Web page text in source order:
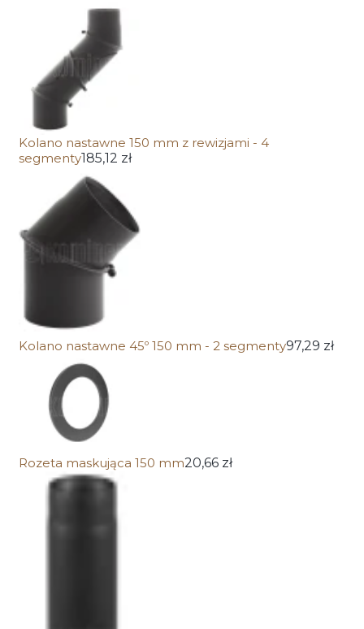
Kolano nastawne 150 mm z rewizjami - 4
segmenty185,12 zł
Kolano nastawne 45º 150 mm - 2 segmenty97,29 zł
Rozeta maskująca 150 mm20,66 zł